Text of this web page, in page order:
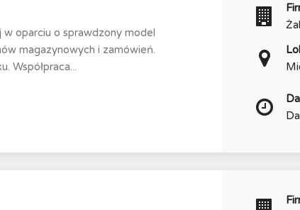
w oparciu o sprawdzony model
magazynowych i zamówień.
Współpraca...